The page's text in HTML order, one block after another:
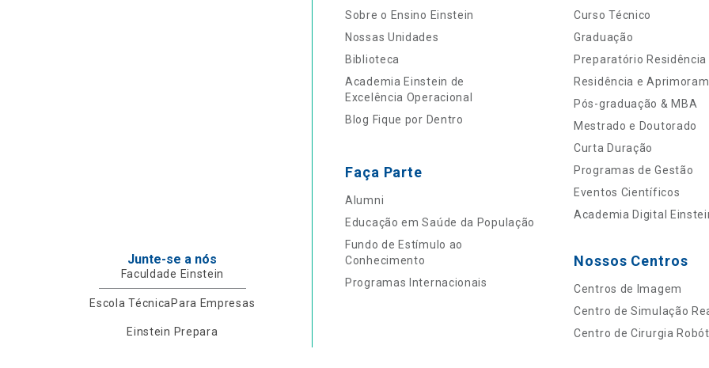
Junte-se a nós
Faculdade Einstein
Escola TécnicaPara Empresas
Einstein Prepara
Sobre o Ensino Einstein
Nossas Unidades
Biblioteca
Academia Einstein de
Excelência Operacional
Blog Fique por Dentro
Faça Parte
Alumni
Educação em Saúde da População
Fundo de Estímulo ao
Conhecimento
Programas Internacionais
Curso Técnico
Graduação
Preparatório Residência
Residência e
Pós-graduação & MBA
Mestrado e Doutorado
Curta Duração
Programas de Gestão
Eventos Científicos
Academia Digital
Nossos Centros
Centros de Imagem
Centro de Simulação
Centro de Cirurgia